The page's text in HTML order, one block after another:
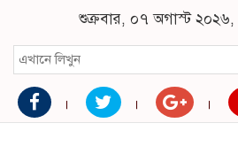
শুক্রবার, ০৭ অগাস্ট ২০২৬,